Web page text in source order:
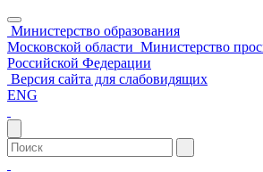
Министерство образования
Московской области Министерство
Российской Федерации
Версия сайта для слабовидящих
ENG